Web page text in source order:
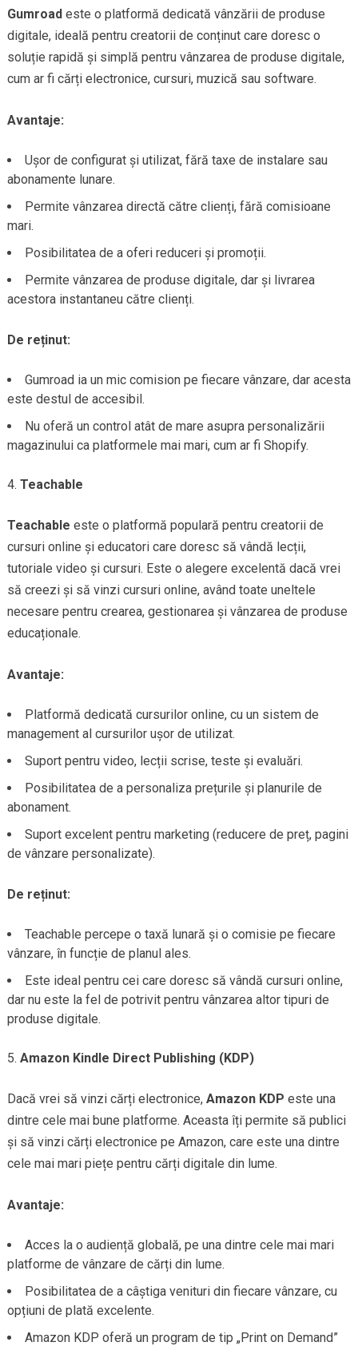
Gumroadeste o platformă dedicată vânzării de produse
digitale, ideală pentru creatorii de conținut care doresc o
soluție rapidă și simplă pentru vânzarea de produse digitale,
cum ar fi cărți electronice, cursuri, muzică sau software.
Avantaje:
Ușor de configurat și utilizat, fără taxe de instalare sau
abonamente lunare.
Permite vânzarea directă către clienți, fără comisioane
mari.
Posibilitatea de a oferi reduceri și promoții.
Permite vânzarea de produse digitale, dar și livrarea
acestora instantaneu către clienți.
De reținut:
Gumroad ia un mic comision pe fiecare vânzare, dar acesta
este destul de accesibil.
Nu oferă un control atât de mare asupra personalizării
magazinului ca platformele mai mari, cum ar fi Shopify.
Teachable
Teachable este o platformă populară pentru creatorii de
cursuri online și educatori care doresc să vândă lecții,
tutoriale video și cursuri. Este o alegere excelentă dacă vrei
să creezi și să vinzi cursuri online, având toate uneltele
necesare pentru crearea, gestionarea și vânzarea de produse
educaționale.
Avantaje:
Platformă dedicată cursurilor online, cu un sistem de
management al cursurilor ușor de utilizat.
Suport pentru video, lecții scrise, teste și evaluări.
Posibilitatea de a personaliza prețurile și planurile de
abonament.
Suport excelent pentru marketing (reducere de preț, pagini
de vânzare personalizate).
De reținut:
Teachable percepe o taxă lunară și o comisie pe fiecare
vânzare, în funcție de planul ales.
Este ideal pentru cei care doresc să vândă cursuri online,
dar nu este la fel de potrivit pentru vânzarea altor tipuri de
produse digitale.
Amazon Kindle Direct Publishing (KDP)
Dacă vrei să vinzi cărți electronice, Amazon KDP este una
dintre cele mai bune platforme. Aceasta îți permite să publici
și să vinzi cărți electronice pe Amazon, care este una dintre
cele mai mari piețe pentru cărți digitale din lume.
Avantaje:
Acces la o audiență globală, pe una dintre cele mai mari
platforme de vânzare de cărți din lume.
Posibilitatea de a câștiga venituri din fiecare vânzare, cu
opțiuni de plată excelente.
Amazon KDP oferă un program de tip „Print on Demand”